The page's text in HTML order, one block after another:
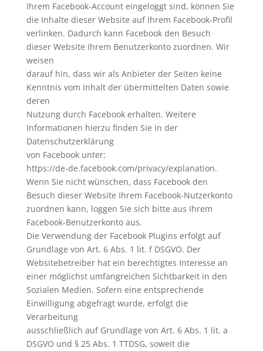
Ihrem Facebook-Account eingeloggt sind, können Sie
die Inhalte dieser Website auf Ihrem Facebook-Profil
verlinken. Dadurch kann Facebook den Besuch
dieser Website Ihrem Benutzerkonto zuordnen. Wir
weisen
darauf hin, dass wir als Anbieter der Seiten keine
Kenntnis vom Inhalt der übermittelten Daten sowie
deren
Nutzung durch Facebook erhalten. Weitere
Informationen hierzu finden Sie in der
Datenschutzerklärung
von Facebook unter:
https://de-de.facebook.com/privacy/explanation.
Wenn Sie nicht wünschen, dass Facebook den
Besuch dieser Website Ihrem Facebook-Nutzerkonto
zuordnen kann, loggen Sie sich bitte aus Ihrem
Facebook-Benutzerkonto aus.
Die Verwendung der Facebook Plugins erfolgt auf
Grundlage von Art. 6 Abs. 1 lit. f DSGVO. Der
Websitebetreiber hat ein berechtigtes Interesse an
einer möglichst umfangreichen Sichtbarkeit in den
Sozialen Medien. Sofern eine entsprechende
Einwilligung abgefragt wurde, erfolgt die
Verarbeitung
ausschließlich auf Grundlage von Art. 6 Abs. 1 lit. a
DSGVO und § 25 Abs. 1 TTDSG, soweit die